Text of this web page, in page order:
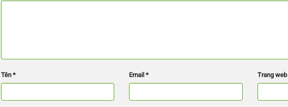
Tên * Email* Trang web